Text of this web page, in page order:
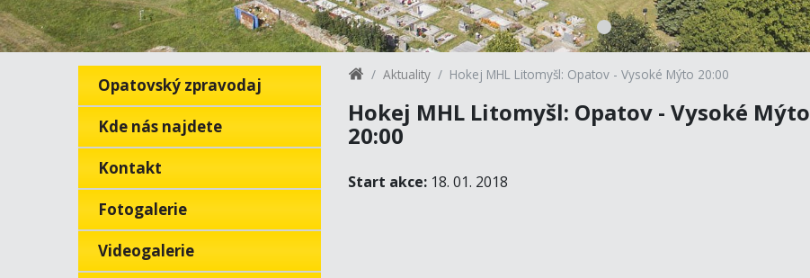
Opatovský zpravodaj
Kde nás najdete
Kontakt
Fotogalerie
Videogalerie
Aktuality Hokej MHL Litomyšl: Opatov - Vysoké Mýto 20:00
Hokej MHL Litomyšl: Opatov - Vysoké Mýto
20:00
Start akce: 18. 01. 2018